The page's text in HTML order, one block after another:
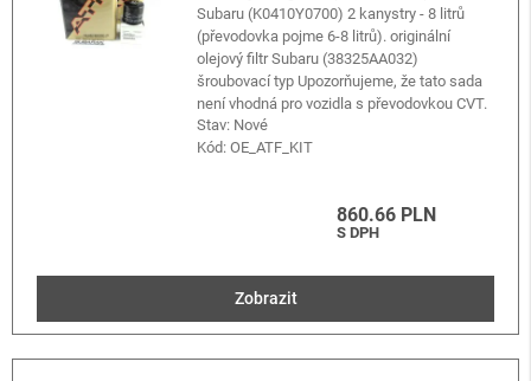
Subaru (K0410Y0700) 2 kanystry - 8 litrů
(převodovka pojme 6-8 litrů). originální
olejový filtr Subaru (38325AA032)
šroubovací typ Upozorňujeme, že tato sada
není vhodná pro vozidla s převodovkou CVT.
Stav: Nové
Kód:OE_ATF_KIT
860.66 PLN
S DPH
Zobrazit